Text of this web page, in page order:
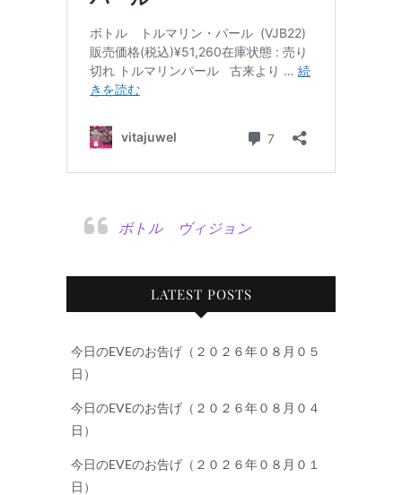
ボトル ヴィジョン
LATEST POSTS
今日のEVEのお告げ（２０２６年０８月０５
日）
今日のEVEのお告げ（２０２６年０８月０４
日）
今日のEVEのお告げ（２０２６年０８月０１
日）